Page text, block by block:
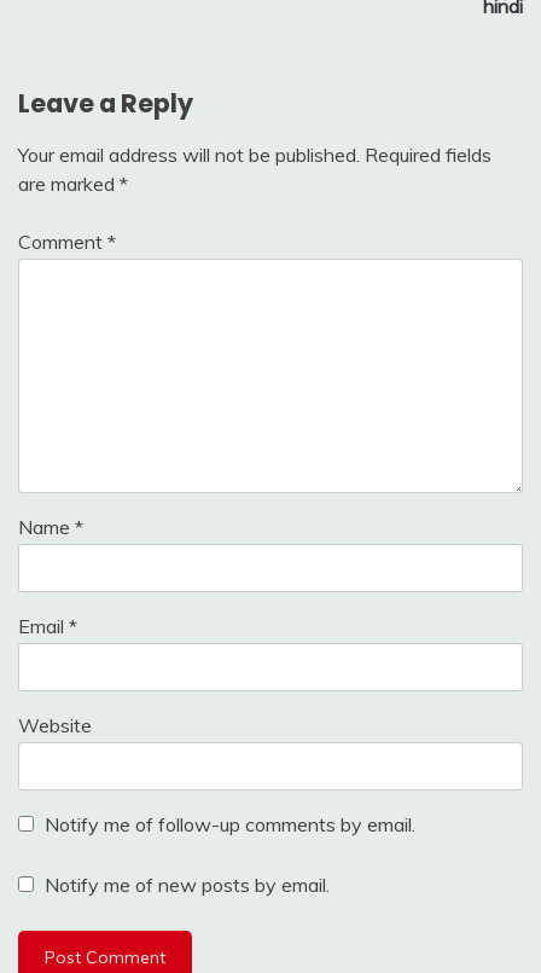
hindi
Leave a Reply
Your email address will not be published. Required fields
are marked *
Comment *
Name *
Email *
Website
Notify me of follow-up comments by email.
Notify me of new posts by email.